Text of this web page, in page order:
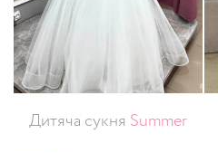
Дитяча сукня Summer